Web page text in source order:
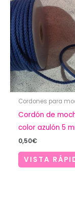
Cordones para
Cordón de
color azulón 5
0,50€
VISTA